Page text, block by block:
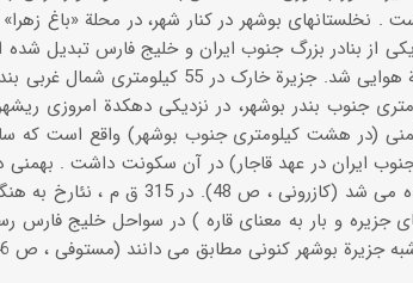
بوشهر در کنار شهر، در محلة «باغ زهرا»
از بنادر بزرگ جنوب ایران و خلیج فارس تبدیل
(آغاز 1359ش )، بارها به بوشهر حملة هوایی شد. جزیرة
جنوب بندر بوشهر، در نزدیکی دهکدة امروزی ریشهر
(در هشت کیلومتری جنوب بوشهر) واقع است که
ایران در عهد قاجار) در آن سکونت داشت . بهمنی
آن به بهمن پسر اسفندیار نسبت داده می شد
جزیره و بار به معنای قاره ) در سواحل خلیج فارس